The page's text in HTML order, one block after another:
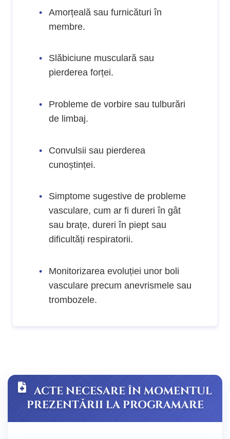
Amorțeală sau furnicături în
membre.
Slăbiciune musculară sau
pierderea forței.
Probleme de vorbire sau tulburări
de limbaj.
Convulsii sau pierderea
cunoștinței.
Simptome sugestive de probleme
vasculare, cum ar fi dureri în gât
sau brațe, dureri în piept sau
dificultăți respiratorii.
Monitorizarea evoluției unor boli
vasculare precum anevrismele sau
trombozele.
ACTE NECESARE ÎN MOMENTUL
PREZENTĂRII LA PROGRAMARE